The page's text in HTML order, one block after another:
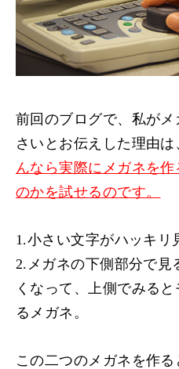
前回のブログで、私が
さいとお伝えした理由は
んなら実際にメガネを
のかを試せるのです。
1.小さい文字がハッキリ
2.メガネの下側部分で見
くなって、上側でみる
るメガネ。
この二つのメガネを作